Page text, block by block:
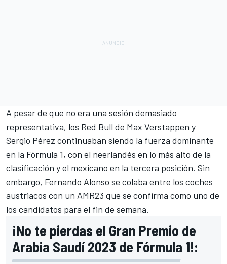
A pesar de que no era una sesión demasiado
representativa, los Red Bull de Max Verstappen y
Sergio Pérez continuaban siendo la fuerza dominante
en la Fórmula 1, con el neerlandés en lo más alto de la
clasificación y el mexicano en la tercera posición. Sin
embargo, Fernando Alonso se colaba entre los coches
austriacos con un AMR23 que se confirma como uno de
los candidatos para el fin de semana.
¡No te pierdas el Gran Premio de
Arabia Saudí 2023 de Fórmula 1!: